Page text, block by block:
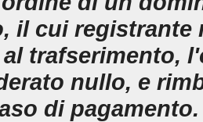
il cui registrante
trafserimento,
nullo, e
di pagamento.